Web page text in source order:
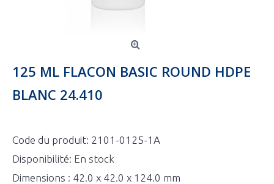
125 ML FLACON BASIC ROUND HDPE
BLANC 24.410
Code du produit: 2101-0125-1A
Disponibilité: En stock
Dimensions : 42.0 x 42.0 x 124.0 mm